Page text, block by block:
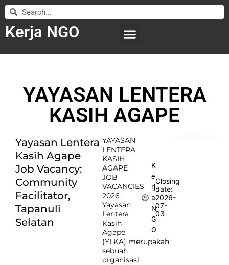
Kerja NGO
YAYASAN LENTERA
KASIH AGAPE
Yayasan Lentera
Kasih Agape
Job Vacancy:
Community
Facilitator,
Tapanuli
Selatan
YAYASAN
LENTERA
KASIH
AGAPE
JOB
VACANCIES
2026
Yayasan
Lentera
Kasih
Agape
(YLKA) merupakah
sebuah
organisasi
K
e
rj
a
N
G
O
Closing
date:
2026-
07-
03